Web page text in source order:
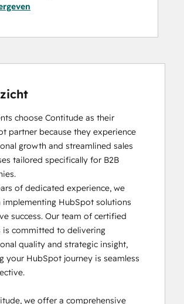
Solutions Partner
Marketing
choose Contitude as their
partner because they experience
growth and streamlined sales
tailored specifically for B2B
of dedicated experience, we
implementing HubSpot solutions
success. Our team of certified
is committed to delivering
quality and strategic insight,
your HubSpot journey is seamless
we offer a comprehensive